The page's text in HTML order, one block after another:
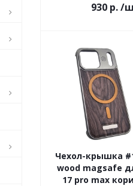
930 р. /
Чехол-крышка
wood magsafe
17 pro max